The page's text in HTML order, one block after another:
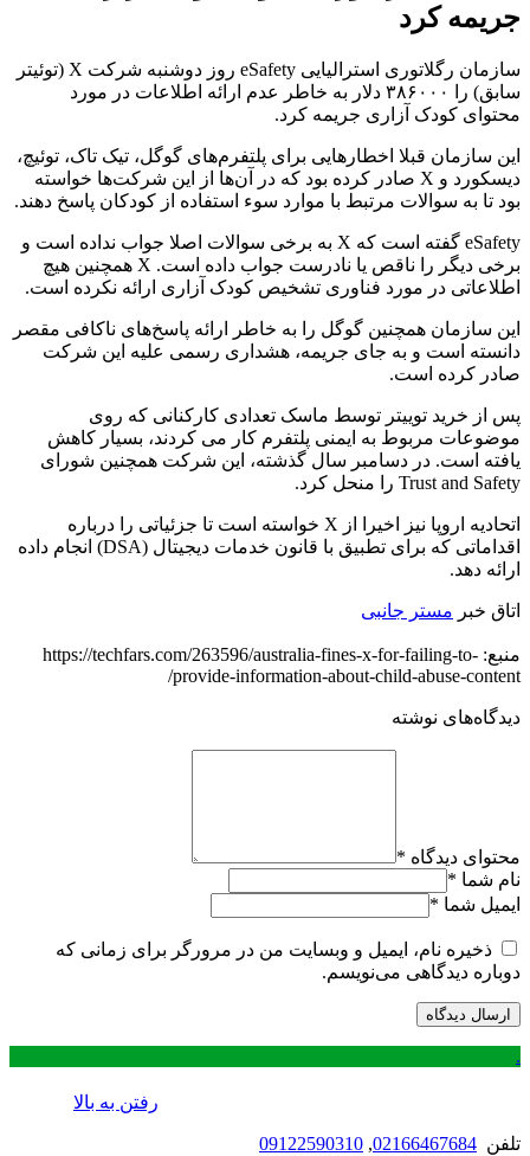
جریمه کرد
سازمان رگلاتوری استرالیایی eSafety روز دوشنبه شرکت X (توئیتر
سابق) را ۳۸۶۰۰۰ دلار به خاطر عدم ارائه اطلاعات در مورد
محتوای کودک آزاری جریمه کرد.
این سازمان قبلا اخطارهایی برای پلتفرم‌های گوگل، تیک تاک، توئیچ،
دیسکورد و X صادر کرده بود که در آن‌ها از این شرکت‌ها خواسته
بود تا به سوالات مرتبط با موارد سوء استفاده از کودکان پاسخ دهند.
eSafety گفته است که X به برخی سوالات اصلا جواب نداده است و
برخی دیگر را ناقص یا نادرست جواب داده است. X همچنین هیچ
اطلاعاتی در مورد فناوری تشخیص کودک آزاری ارائه نکرده است.
این سازمان همچنین گوگل را به خاطر ارائه پاسخ‌های ناکافی مقصر
دانسته است و به جای جریمه، هشداری رسمی علیه این شرکت
صادر کرده است.
پس از خرید توییتر توسط ماسک تعدادی کارکنانی که روی
موضوعات مربوط به ایمنی پلتفرم کار می کردند، بسیار کاهش
یافته است. در دسامبر سال گذشته، این شرکت همچنین شورای
Trust and Safety را منحل کرد.
اتحادیه اروپا نیز اخیرا از X خواسته است تا جزئیاتی را درباره
اقداماتی که برای تطبیق با قانون خدمات دیجیتال (DSA) انجام داده
ارائه دهد.
اتاق خبر مستر جانبی
منبع: https://techfars.com/263596/australia-fines-x-for-failing-to-
provide-information-about-child-abuse-content/
دیدگاه‌های نوشته
محتوای دیدگاه *
نام شما *
ایمیل شما *
ذخیره نام، ایمیل و وبسایت من در مرورگر برای زمانی که
دوباره دیدگاهی می‌نویسم.
.
رفتن به بالا
تلفن 02166467684
,
09122590310